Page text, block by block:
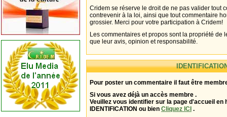
Cridem se réserve le droit de ne pas valider tout
contrevenir à la loi, ainsi que tout commentaire
grossier. Merci pour votre participation à Cridem!
Les commentaires et propos sont la propriété de
que leur avis, opinion et responsabilité.
Pour poster un commentaire il faut être
Si vous avez déjà un accès membre .
Veuillez vous identifier sur la page d'accueil en
IDENTIFICATION ou bien Cliquez ICI .